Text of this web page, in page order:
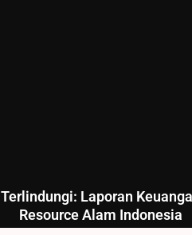
Terlindungi: Laporan
Resource Alam Indonesia